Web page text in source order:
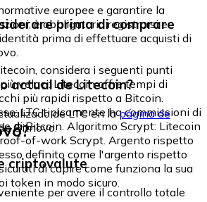
europee e garantire la
è obbligatorio registrarsi e
prima di effettuare acquisti di
prima di comprare
considera i seguenti punti
veloci: Litecoin offre tempi di
più rapidi rispetto a Bitcoin.
LTC tipicamente ha commissioni di
di Bitcoin. Algoritmo Scrypt: Litecoin
of-work Scrypt. Argento rispetto
definito come l'argento rispetto
di capire come funziona la sua
token in modo sicuro.
actual de Litecoin?
de LTC en lapágina de
Bitnovo.
criptovalute
per avere il controllo totale